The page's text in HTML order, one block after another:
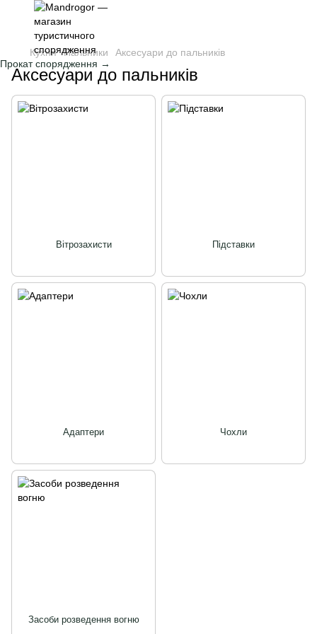
Прокат спорядження →
Кухня Пальники Аксесуари до пальників
Аксесуари до пальників
Вітрозахисти Підставки
Адаптери Чохли
Засоби розведення вогню